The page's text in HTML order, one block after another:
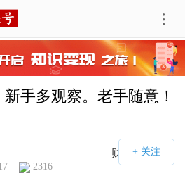
手多观察。老手随意！
财经号APP
2316